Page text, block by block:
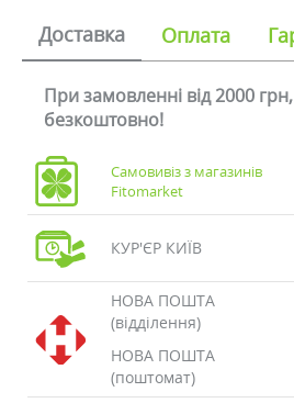
Доставка Оплата
При замовленні від 2000
безкоштовно!
Самовивіз з магазинів
Fitomarket
КУР'ЄР КИЇВ
НОВА ПОШТА
(відділення)
НОВА ПОШТА
(поштомат)